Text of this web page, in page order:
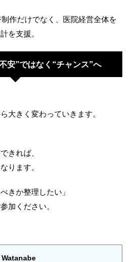
作だけでなく、医院経営全体を
を支援。
安”ではなく“チャンス”へ
大きく変わっていきます。
きれば、
ります。
きか整理したい」
加ください。